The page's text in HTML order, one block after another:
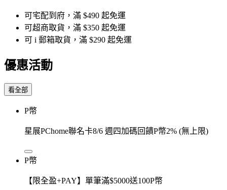
可宅配到府，滿 $490 起免運
可超商取貨，滿 $350 起免運
可 i 郵箱取貨，滿 $290 起免運
優惠活動
看全部
P幣
星展PChome聯名卡8/6 週四加碼回饋P幣2% (無上限)
P幣
【限全盈+PAY】單筆滿$5000送100P幣